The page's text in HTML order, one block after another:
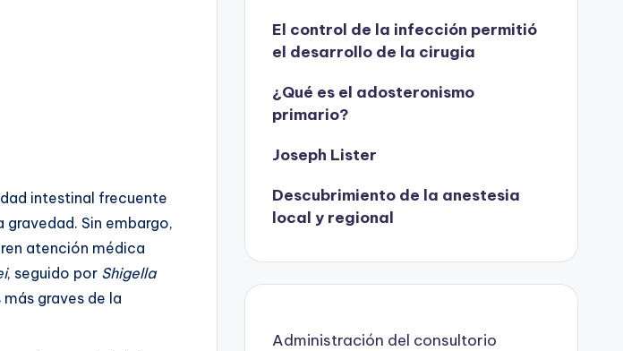
intestinal frecuente
Sin embargo,
atención médica
, seguido por Shigella
graves de la
El control de la infección permitió
el desarrollo de la cirugia
¿Qué es el adosteronismo
primario?
Joseph Lister
Descubrimiento de la anestesia
local y regional
Administración del consultorio